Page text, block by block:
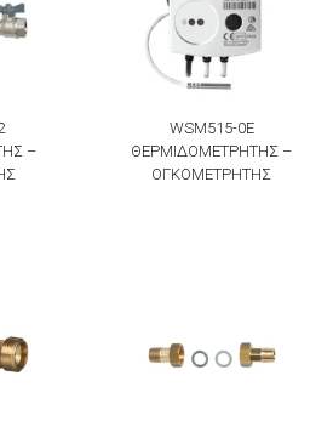
–
WSM515-0E
ΘΕΡΜΙΔΟΜΕΤΡΗΤΗΣ –
ΟΓΚΟΜΕΤΡΗΤΗΣ